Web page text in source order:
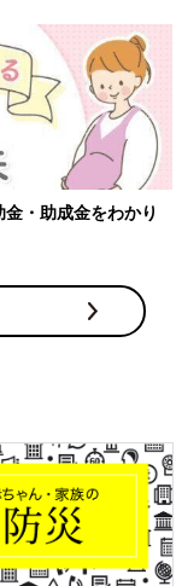
・助成金をわかり